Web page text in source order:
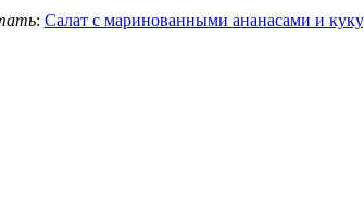
: Салат с маринованными ананасами и